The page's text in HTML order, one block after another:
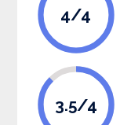
4/4
3.5/4